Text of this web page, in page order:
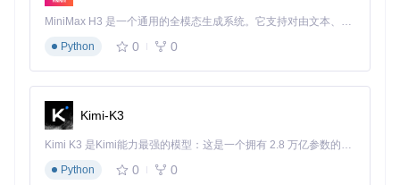
7%
适用场景：护照、签证、专业资格证书等对图像质量要求高的
：头发丝级精细处理，边缘过渡自然
局限：需要较强的计算能力，不适合低端设备
3. 移动端应用（速度优先）
推荐模型
性能基准：处理速度约0.3秒/张（720p图像），边缘精度89%
优势：轻量化设计，内存占用小，处理速度快
MiniMax H3 是一个通用的全模态生成系统。它支持对由文本、图像、视频和音频组成的多模态上下文进行统一理解，并能生成分辨率高达 2K、时长可达 15 秒的带原生立体声音频的视频。得益于面向任务泛化的系统设计，H3 在预训练阶段就已具备广泛的多模态上下文理解与生成能力，能够出色地执行复杂的多模态指令。
Python
0 0
Kimi-K3
Kimi K3 是Kimi能力最强的模型：这是一个拥有 2.8 万亿参数的混合专家（MoE）模型，具备原生视觉理解能力，并支持 100 万 token 的上下文窗口。
Python
0 0